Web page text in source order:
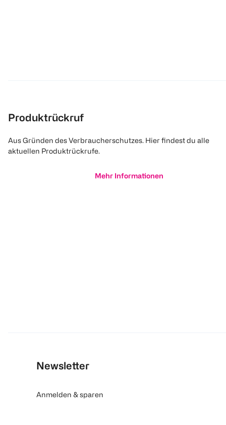
Produktrückruf
Aus Gründen des Verbraucherschutzes. Hier findest du alle
aktuellen Produktrückrufe.
Mehr Informationen
Newsletter
Anmelden & sparen